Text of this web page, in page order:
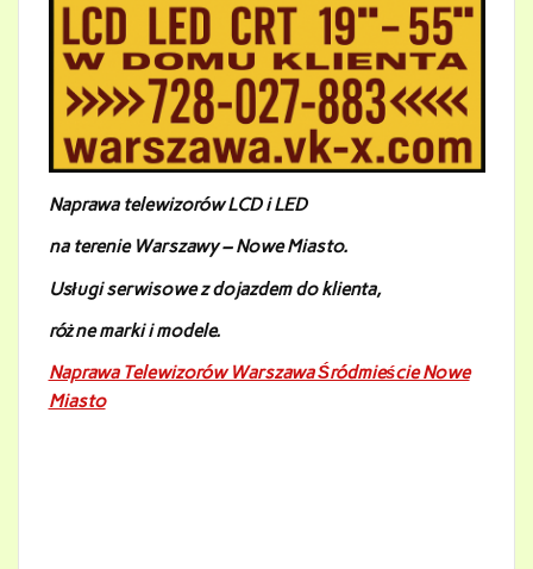
Naprawa telewizorów LCD i LED
na terenie Warszawy – Nowe Miasto.
Usługi serwisowe z dojazdem do klienta,
różne marki i modele.
Naprawa Telewizorów Warszawa Śródmieście Nowe
Miasto